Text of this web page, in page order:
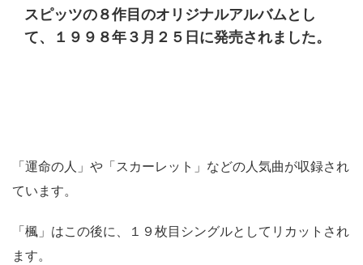
スピッツの８作目のオリジナルアルバムとし
て、１９９８年３月２５日に発売されました。
「運命の人」や「スカーレット」などの人気曲が収録され
ています。
「楓」はこの後に、１９枚目シングルとしてリカットされ
ます。